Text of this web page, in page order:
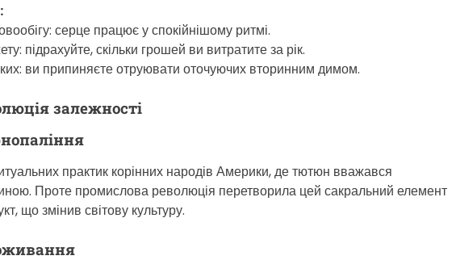
серце працює у спокійнішому ритмі.
підрахуйте, скільки грошей ви витратите за рік.
ви припиняєте отруювати оточуючих вторинним димом.
залежності
практик корінних народів Америки, де тютюн вважався
Проте промислова революція перетворила цей сакральний елемент
що змінив світову культуру.